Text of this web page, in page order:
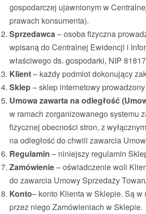
gospodarczej ujawnionym w
prawach konsumenta).
Sprzedawca– osoba fizyczna
wpisaną do Centralnej Ewidencji i
właściwego ds. gospodarki, NIP
Klient– każdy podmiot dokonujący
Sklep– sklep internetowy
Umowa zawarta na odległość
w ramach zorganizowanego systemu
fizycznej obecności stron, z
na odległość do chwili zawarcia
Regulamin– niniejszy regulamin
Zamówienie– oświadczenie woli
do zawarcia Umowy Sprzedaży
Konto– konto Klienta w Sklepie. Są w
przez niego Zamówieniach w Sklepie.